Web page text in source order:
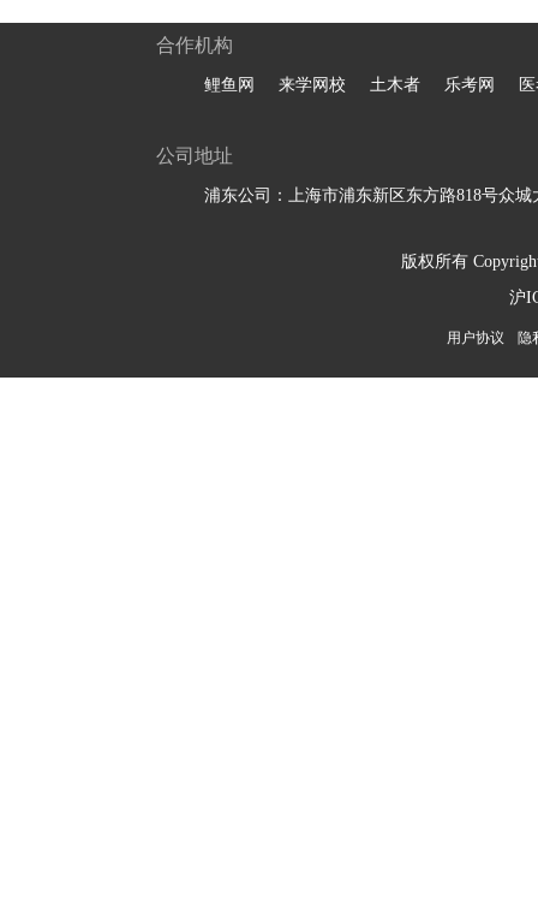
合作机构
鲤鱼网 来学网校 土木者 乐考网
公司地址
浦东公司：上海市浦东新区东方路818号众城
版权所有
沪
用户协议 隐